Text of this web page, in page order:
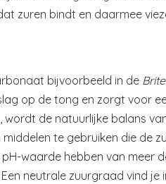
zuren bindt en daarmee
bijvoorbeeld in de
op de tong en zorgt voor
wordt de natuurlijke balans
te gebruiken die de
waarde hebben van meer
neutrale zuurgraad vind je